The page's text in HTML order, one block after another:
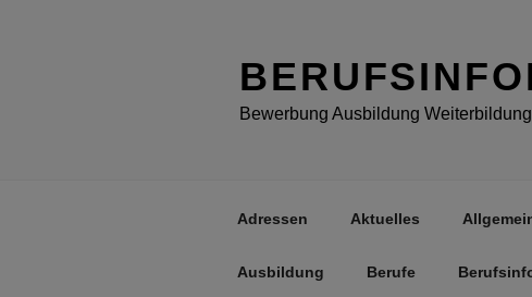
Bewerbung Ausbildung
Adressen Aktuelles
Ausbildung Berufe